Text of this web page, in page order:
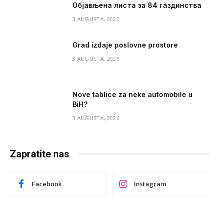
Објављена листа за 84 газдинства
3 AUGUSTA, 2026
Grad izdaje poslovne prostore
3 AUGUSTA, 2026
Nove tablice za neke automobile u
BiH?
3 AUGUSTA, 2026
Zapratite nas
Facebook Instagram